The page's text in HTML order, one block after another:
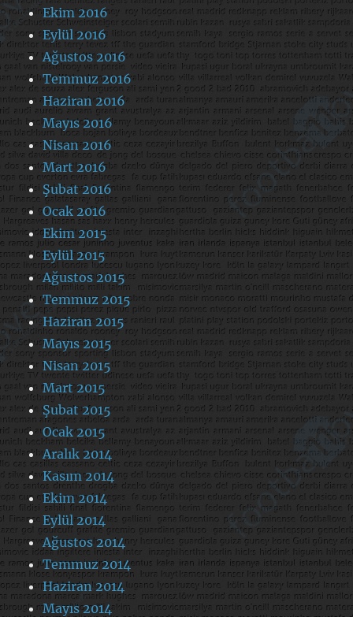
Ekim 2016
Eylül 2016
Ağustos 2016
Temmuz 2016
Haziran 2016
Mayıs 2016
Nisan 2016
Mart 2016
Şubat 2016
Ocak 2016
Ekim 2015
Eylül 2015
Ağustos 2015
Temmuz 2015
Haziran 2015
Mayıs 2015
Nisan 2015
Mart 2015
Şubat 2015
Ocak 2015
Aralık 2014
Kasım 2014
Ekim 2014
Eylül 2014
Ağustos 2014
Temmuz 2014
Haziran 2014
Mayıs 2014